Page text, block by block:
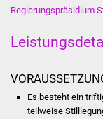
Regierungspräsidium
Es besteht ein
teilweise